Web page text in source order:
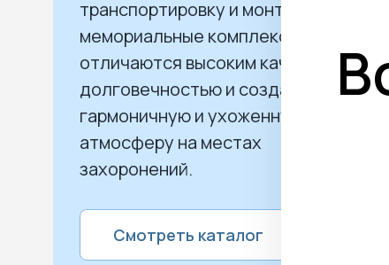
транспортировку и монтаж. Наши
мемориальные комплексы
отличаются высоким качеством,
долговечностью и создают
гармоничную и ухоженную
атмосферу на местах
захоронений.
Смотреть каталог